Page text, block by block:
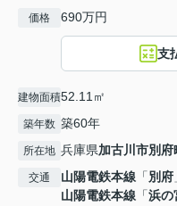
価格 690万円
支
建物面積52.11㎡
築年数 築60年
所在地 兵庫県加古川市別府
交通 山陽電鉄本線 「別府
山陽電鉄本線 「浜の